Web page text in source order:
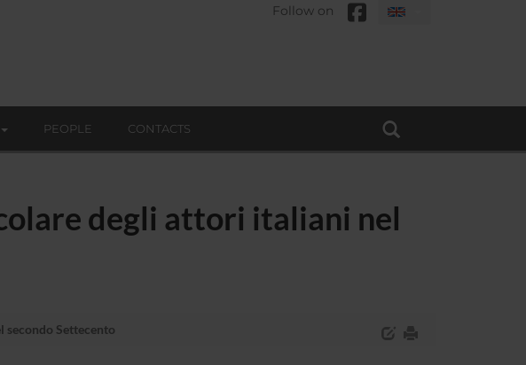
Follow on
PEOPLE CONTACTS
degli attori italiani nel
secondo Settecento